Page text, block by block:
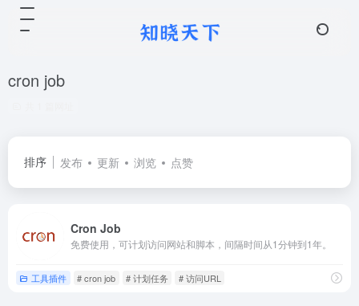
cron job
排序 发布 更新 浏览 点赞
Cron Job
免费使用，可计划访问网站和脚本，间隔时间从1分钟到1年。
工具插件 # cron job # 计划任务 # 访问URL